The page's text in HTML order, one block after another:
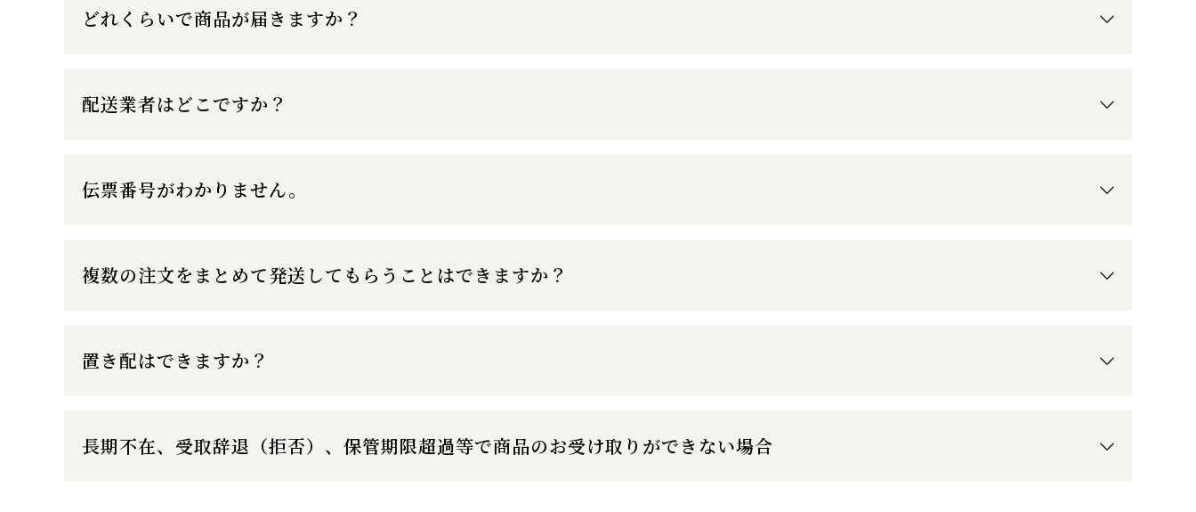
どれくらいで商品が届きますか？
配送業者はどこですか？
伝票番号がわかりません。
複数の注文をまとめて発送してもらうことはできますか？
置き配はできますか？
長期不在、受取辞退（拒否）、保管期限超過等で商品のお受け取りができない場合